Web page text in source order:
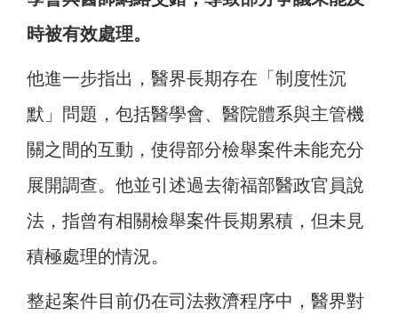
時被有效處理。
他進一步指出，醫界長期存在「制度性沉
默」問題，包括醫學會、醫院體系與主管機
關之間的互動，使得部分檢舉案件未能充分
展開調查。他並引述過去衛福部醫政官員說
法，指曾有相關檢舉案件長期累積，但未見
積極處理的情況。
整起案件目前仍在司法救濟程序中，醫界對